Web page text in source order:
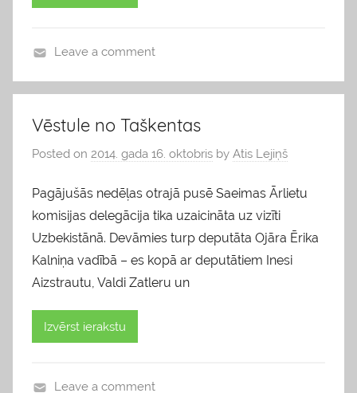
l
g
s
Leave a comment
Vēstule no Taškentas
Posted on 2014. gada 16. oktobris by Atis Lejiņš
Pagājušās nedēļas otrajā pusē Saeimas Ārlietu
komisijas delegācija tika uzaicināta uz vizīti
Uzbekistānā. Devāmies turp deputāta Ojāra Ērika
Kalniņa vadībā – es kopā ar deputātiem Inesi
Aizstrautu, Valdi Zatleru un
Izvērst ierakstu
Leave a comment